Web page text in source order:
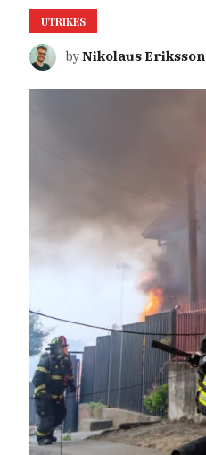
UTRIKES
byNikolaus Eriksson